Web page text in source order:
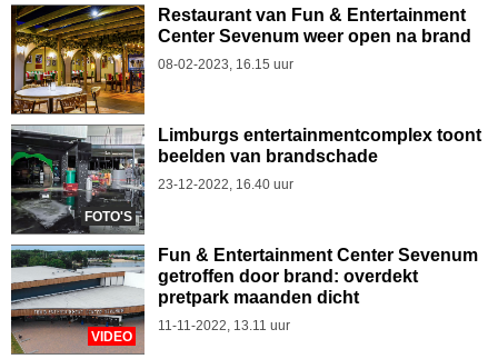
Restaurant van Fun & Entertainment
Center Sevenum weer open na brand
08-02-2023, 16.15 uur
FOTO'S
Limburgs entertainmentcomplex toont
beelden van brandschade
23-12-2022, 16.40 uur
VIDEO
Fun & Entertainment Center Sevenum
getroffen door brand: overdekt
pretpark maanden dicht
11-11-2022, 13.11 uur